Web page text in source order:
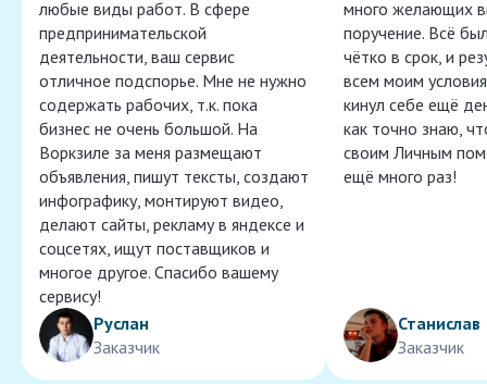
любые виды работ. В сфере
предпринимательской
деятельности, ваш сервис
отличное подспорье. Мне не нужно
содержать рабочих, т.к. пока
бизнес не очень большой. На
Воркзиле за меня размещают
объявления, пишут тексты, создают
инфографику, монтируют видео,
делают сайты, рекламу в яндексе и
соцсетях, ищут поставщиков и
многое другое. Спасибо вашему
сервису!
Руслан
Заказчик
много желающих
поручение. Всё
чётко в срок, и
всем моим
кинул себе ещё
как точно знаю,
своим Личным
ещё много раз!
Станислав
Заказчик